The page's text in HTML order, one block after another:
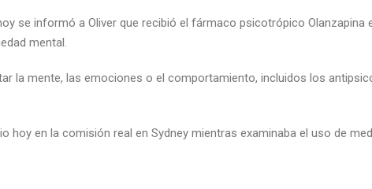
se informó a Oliver que recibió el fármaco psicotrópico Olanzapina
mental.
la mente, las emociones o el comportamiento, incluidos los
hoy en la comisión real en Sydney mientras examinaba el uso de